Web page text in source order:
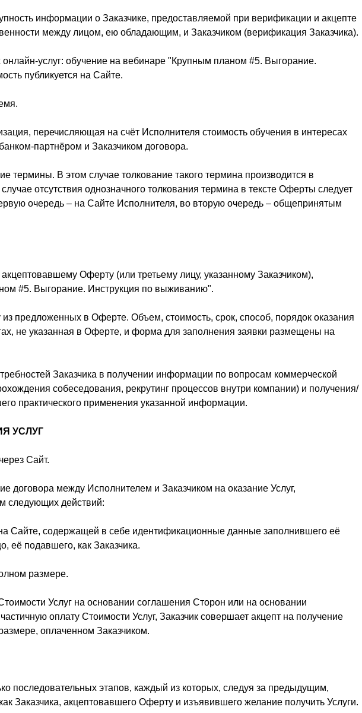
информации о Заказчике, предоставляемой при верификации и акцепте
между лицом, ею обладающим, и Заказчиком (верификация Заказчика).
услуг: обучение на вебинаре "Крупным планом #5. Выгорание.
публикуется на Сайте.
перечисляющая на счёт Исполнителя стоимость обучения в интересах
партнёром и Заказчиком договора.
термины. В этом случае толкование такого термина производится в
отсутствия однозначного толкования термина в тексте Оферты следует
очередь – на Сайте Исполнителя, во вторую очередь – общепринятым
акцептовавшему Оферту (или третьему лицу, указанному Заказчиком),
#5. Выгорание. Инструкция по выживанию".
из предложенных в Оферте. Объем, стоимость, срок, способ, порядок оказания
не указанная в Оферте, и форма для заполнения заявки размещены на
Заказчика в получении информации по вопросам коммерческой
собеседования, рекрутинг процессов внутри компании) и получения/
практического применения указанной информации.
УСЛУГ
Сайт.
договора между Исполнителем и Заказчиком на оказание Услуг,
следующих действий:
Сайте, содержащей в себе идентификационные данные заполнившего её
её подавшего, как Заказчика.
размере.
Услуг на основании соглашения Сторон или на основании
оплату Стоимости Услуг, Заказчик совершает акцепт на получение
оплаченном Заказчиком.
последовательных этапов, каждый из которых, следуя за предыдущим,
Заказчика, акцептовавшего Оферту и изъявившего желание получить Услуги.